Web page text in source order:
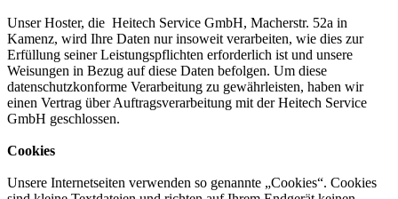
Unser Hoster, die Heitech Service GmbH, Macherstr. 52a in
Kamenz, wird Ihre Daten nur insoweit verarbeiten, wie dies zur
Erfüllung seiner Leistungspflichten erforderlich ist und unsere
Weisungen in Bezug auf diese Daten befolgen. Um diese
datenschutzkonforme Verarbeitung zu gewährleisten, haben wir
einen Vertrag über Auftragsverarbeitung mit der Heitech Service
GmbH geschlossen.
Cookies
Unsere Internetseiten verwenden so genannte „Cookies“. Cookies